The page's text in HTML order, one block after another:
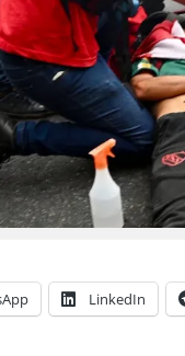
LinkedIn